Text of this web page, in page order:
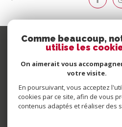
Comme beaucoup,
utilise les
On aimerait vous
votre visite.
En poursuivant, vous acceptez
cookies par ce site, afin de vous
contenus adaptés et réaliser des